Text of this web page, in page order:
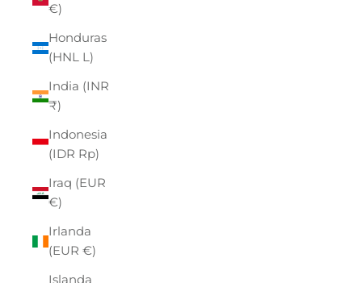
€)
Honduras
(HNL L)
India (INR
₹)
Indonesia
(IDR Rp)
Iraq (EUR
€)
Irlanda
(EUR €)
Islanda